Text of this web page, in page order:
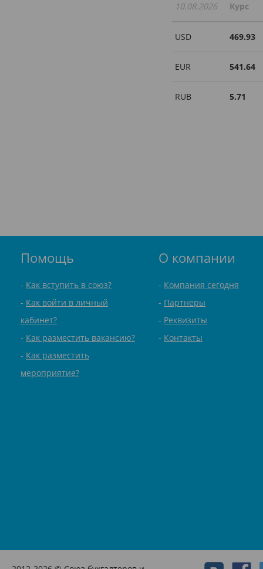
10.08.2026 Курс
USD 469.93
EUR 541.64
RUB 5.71
Помощь
Как вступить в союз?
Как войти в личный
кабинет?
Как разместить вакансию?
Как разместить
мероприятие?
О компании
Компания сегодня
Партнеры
Реквизиты
Контакты